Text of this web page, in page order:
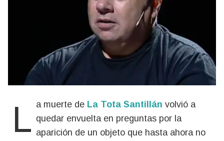
La muerte de La Tota Santillán volvió a
quedar envuelta en preguntas por la
aparición de un objeto que hasta ahora no